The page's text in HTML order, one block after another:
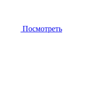
Посмотреть